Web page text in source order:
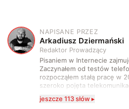
A
NAPISANE PRZEZ
Arkadiusz Dziermański
Redaktor Prowadzący
Pisaniem w Internecie
Zaczynałem od testów
rozpocząłem stałą pracę w
szeroko pojęta
że do urządzeń mobilnych
jeszcze 113 słów ▸